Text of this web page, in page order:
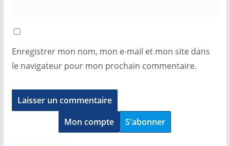
Enregistrer mon nom, mon e-mail et mon site dans
le navigateur pour mon prochain commentaire.
Mon compte S'abonner